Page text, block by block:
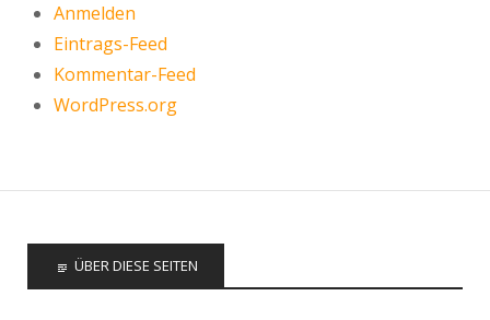
Anmelden
Eintrags-Feed
Kommentar-Feed
WordPress.org
ÜBER DIESE SEITEN